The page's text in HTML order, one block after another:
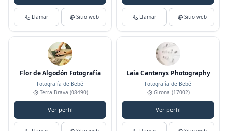
Llamar Sitio web Llamar Sitio web
Flor de Algodón Fotografía
Fotografía de Bebé
Terra Brava (08490)
Ver perfil
Laia Cantenys Photography
Fotografía de Bebé
Girona (17002)
Ver perfil